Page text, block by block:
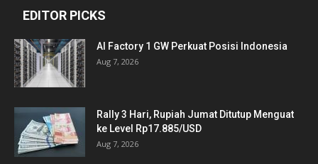
EDITOR PICKS
AI Factory 1 GW Perkuat Posisi Indonesia
Aug 7, 2026
Rally 3 Hari, Rupiah Jumat Ditutup Menguat
ke Level Rp17.885/USD
Aug 7, 2026